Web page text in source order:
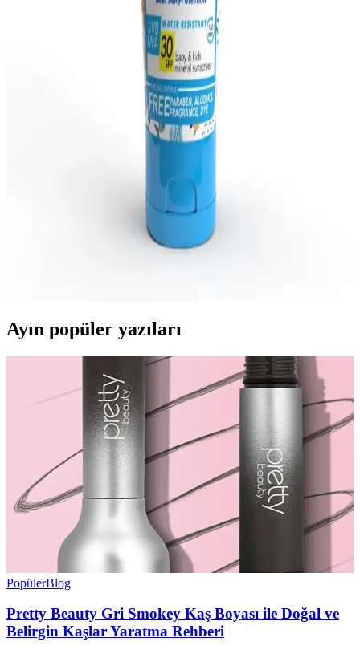
Erişim Yolları Hakkında Güncel Bilgiler
Günümüzde devlet destekli bebek cilt bakım ürünleri ve dijital
platformlar aracılığıyla erişim imkanları gelişiyor. Bu çalışmalar
ailelerin bilinçlenmesine ve ürünlere ulaşımın kolaylaşmasına katkı
Güvenli Bebek Saç Bakım Şampuanları: Hassas
Ciltler İçin Doğru Seçenekler ve Öneriler
Bebek ve Çocuklar İçin Güvenli Güneş Kremi
Seçenekleri ve Kullanım İpuçları
Bebek ve çocuklar için güneş kremi seçerken yüksek SPF, mineral
Ayın popüler yazıları
PopülerBlog
Pretty Beauty Gri Smokey Kaş Boyası ile Doğal ve
Belirgin Kaşlar Yaratma Rehberi